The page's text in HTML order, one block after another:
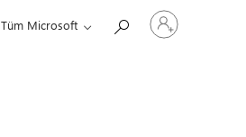
Tüm Microsoft
Hesabınızda
oturum
açın